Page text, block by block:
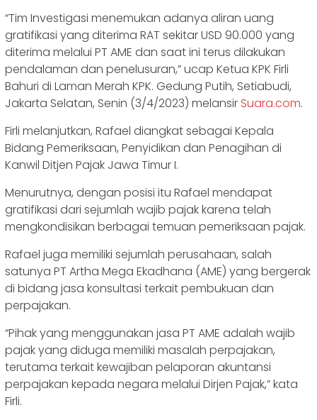
“Tim Investigasi menemukan adanya aliran uang
gratifikasi yang diterima RAT sekitar USD 90.000 yang
diterima melalui PT AME dan saat ini terus dilakukan
pendalaman dan penelusuran,” ucap Ketua KPK Firli
Bahuri di Laman Merah KPK. Gedung Putih, Setiabudi,
Jakarta Selatan, Senin (3/4/2023) melansir Suara.com.
Firli melanjutkan, Rafael diangkat sebagai Kepala
Bidang Pemeriksaan, Penyidikan dan Penagihan di
Kanwil Ditjen Pajak Jawa Timur I.
Menurutnya, dengan posisi itu Rafael mendapat
gratifikasi dari sejumlah wajib pajak karena telah
mengkondisikan berbagai temuan pemeriksaan pajak.
Rafael juga memiliki sejumlah perusahaan, salah
satunya PT Artha Mega Ekadhana (AME) yang bergerak
di bidang jasa konsultasi terkait pembukuan dan
perpajakan.
“Pihak yang menggunakan jasa PT AME adalah wajib
pajak yang diduga memiliki masalah perpajakan,
terutama terkait kewajiban pelaporan akuntansi
perpajakan kepada negara melalui Dirjen Pajak,” kata
Firli.